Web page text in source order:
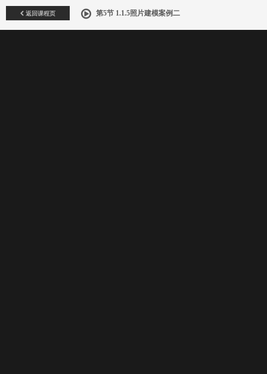
返回课程页 第5节 1.1.5照片建模案例二